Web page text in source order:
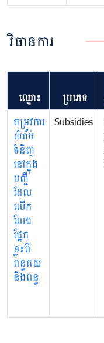
វិធានការ
ឈ្មោះ ប្រភេទ
តម្រូវការ
សំរាប់
ទំនិញ
នៅក្នុង
បញ្ជី
ដែល
លើក
លែង
ផ្នែក
ខ្លះពី
ពន្ធគយ
និងពន្ធ
Subsidies